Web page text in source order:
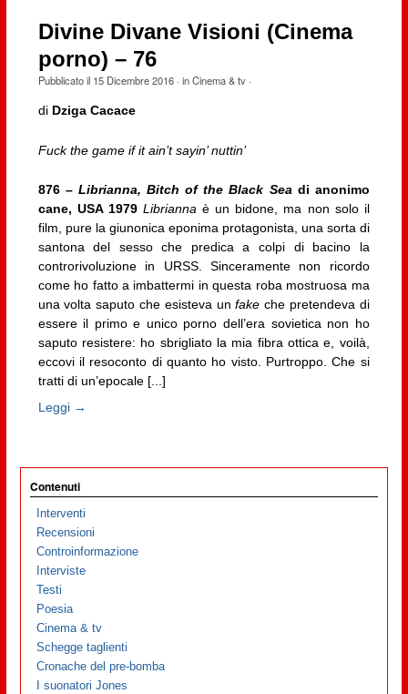
Divine Divane Visioni (Cinema
porno) – 76
Pubblicato il 15 Dicembre 2016· inCinema & tv·
di Dziga Cacace
Fuck the game if it ain’t sayin’ nuttin’
876 – Librianna, Bitch of the Black Sea di anonimo
cane, USA 1979 Librianna è un bidone, ma non solo il
film, pure la giunonica eponima protagonista, una sorta di
santona del sesso che predica a colpi di bacino la
controrivoluzione in URSS. Sinceramente non ricordo
come ho fatto a imbattermi in questa roba mostruosa ma
una volta saputo che esisteva unfake che pretendeva di
essere il primo e unico porno dell’era sovietica non ho
saputo resistere: ho sbrigliato la mia fibra ottica e, voilà,
eccovi il resoconto di quanto ho visto. Purtroppo. Che si
tratti di un’epocale [...]
Leggi →
Contenuti
Interventi
Recensioni
Controinformazione
Interviste
Testi
Poesia
Cinema & tv
Schegge taglienti
Cronache del pre-bomba
I suonatori Jones